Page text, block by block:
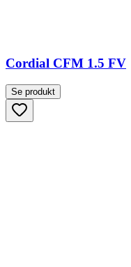
Cordial CFM 1.5 FV
Se produkt